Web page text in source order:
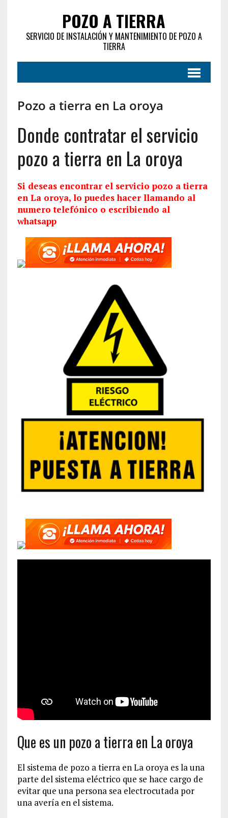
POZO A TIERRA
SERVICIO DE INSTALACIÓN Y MANTENIMIENTO DE POZO A
TIERRA
Pozo a tierra en La oroya
Donde contratar el servicio
pozo a tierra en La oroya
Si deseas encontrar el servicio pozo a tierra
en La oroya, lo puedes hacer llamando al
numero telefónico o escribiendo al
whatsapp
Que es un pozo a tierra en La oroya
El sistema de pozo a tierra en La oroya es la una
parte del sistema eléctrico que se hace cargo de
evitar que una persona sea electrocutada por
una avería en el sistema.